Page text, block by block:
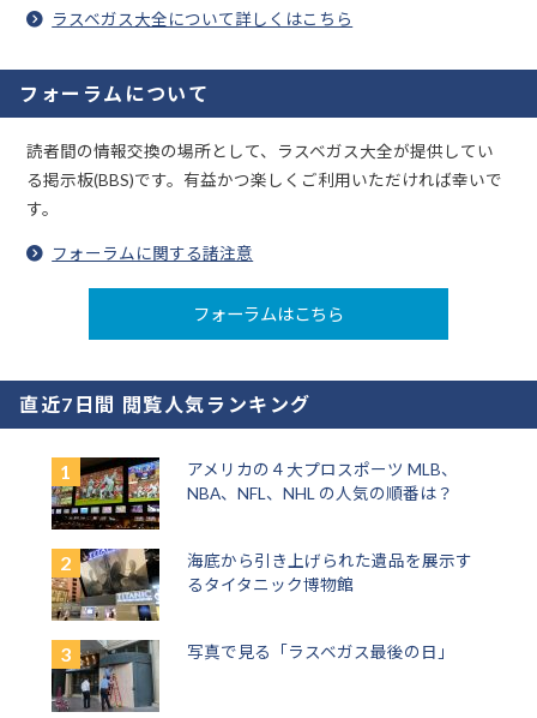
ラスベガス大全について詳しくはこちら
フォーラムについて
読者間の情報交換の場所として、ラスベガス大全が提供してい
る掲示板(BBS)です。有益かつ楽しくご利用いただければ幸いで
す。
フォーラムに関する諸注意
フォーラムはこちら
直近7日間 閲覧人気ランキング
アメリカの４大プロスポーツ MLB、
NBA、NFL、NHL の人気の順番は？
海底から引き上げられた遺品を展示す
るタイタニック博物館
写真で見る「ラスベガス最後の日」